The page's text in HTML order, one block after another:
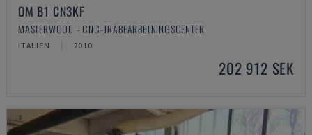
OM B1 CN3KF
MASTERWOOD - CNC-TRÄBEARBETNINGSCENTER
ITALIEN 2010
202 912 SEK